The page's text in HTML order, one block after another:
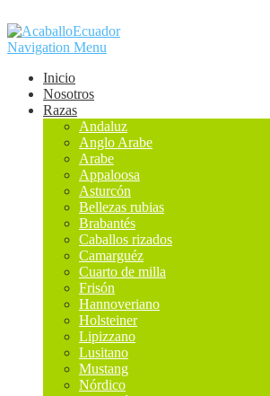
Navigation Menu
Inicio
Nosotros
Razas
Andaluz
Anglo Arabe
Arabe
Appaloosa
Asturcón
Bellezas rubias
Brabantés
Caballos rizados
Camarguéz
Cuarto de milla
Frisón
Hannoveriano
Holsteiner
Lipizzano
Lusitano
Mustang
Nórdico